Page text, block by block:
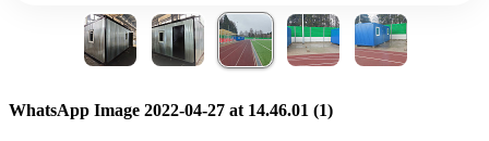
WhatsApp Image 2022-04-27 at 14.46.01 (1)